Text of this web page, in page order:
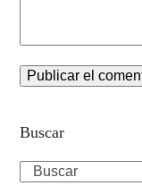
Buscar
Search